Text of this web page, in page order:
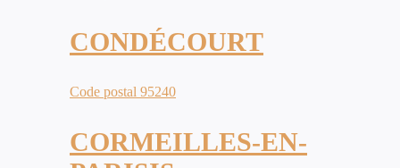
CONDÉCOURT
Code postal 95240
CORMEILLES-EN-